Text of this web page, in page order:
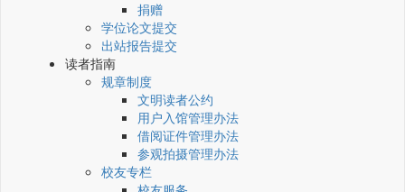
捐赠
学位论文提交
出站报告提交
读者指南
规章制度
文明读者公约
用户入馆管理办法
借阅证件管理办法
参观拍摄管理办法
校友专栏